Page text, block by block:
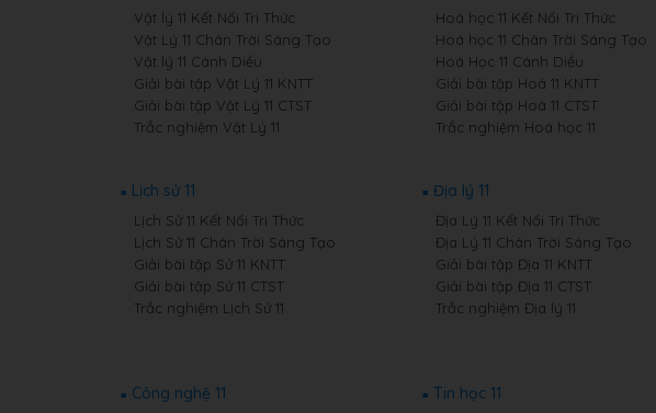
Vật lý 11 Kết Nối Tri Thức
Vật Lý 11 Chân Trời Sáng Tạo
Vật lý 11 Cánh Diều
Giải bài tập Vật Lý 11 KNTT
Giải bài tập Vật Lý 11 CTST
Trắc nghiệm Vật Lý 11
Hoá học 11 Kết Nối Tri Thức
Hoá học 11 Chân Trời Sáng Tạo
Hoá Học 11 Cánh Diều
Giải bài tập Hoá 11 KNTT
Giải bài tập Hoá 11 CTST
Trắc nghiệm Hoá học 11
Lịch sử 11
Lịch Sử 11 Kết Nối Tri Thức
Lịch Sử 11 Chân Trời Sáng Tạo
Giải bài tập Sử 11 KNTT
Giải bài tập Sử 11 CTST
Trắc nghiệm Lịch Sử 11
Địa lý 11
Địa Lý 11 Kết Nối Tri Thức
Địa Lý 11 Chân Trời Sáng Tạo
Giải bài tập Địa 11 KNTT
Giải bài tập Địa 11 CTST
Trắc nghiệm Địa lý 11
Công nghệ 11 Tin học 11